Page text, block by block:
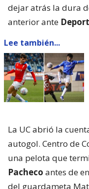
dejar atrás la dura
anterior ante
Lee también...
La UC abrió la
autogol. Centro de
una pelota que
Pacheco antes de
del guardameta